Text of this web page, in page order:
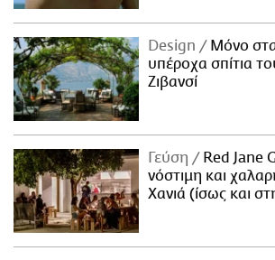
Design
Μόνο στα
υπέροχα σπίτια
Ζιβανσί
Γεύση
Red Jane
νόστιμη και
Χανιά (ίσως και